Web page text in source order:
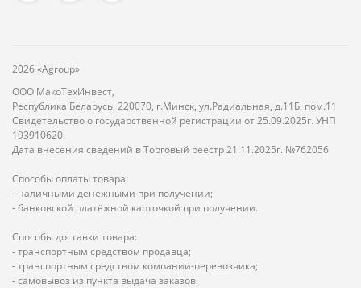
2026 «Agroup»
ООО МакоТехИнвест,
Республика Беларусь, 220070, г.Минск, ул.Радиальная, д.11Б, пом.11
Свидетельство о государственной регистрации от 25.09.2025г. УНП
193910620.
Дата внесения сведений в Торговый реестр 21.11.2025г. №762056
Способы оплаты товара:
- наличными денежными при получении;
- банковской платёжной карточкой при получении.
Способы доставки товара:
- транспортным средством продавца;
- транспортным средством компании-перевозчика;
- самовывоз из пункта выдача заказов.